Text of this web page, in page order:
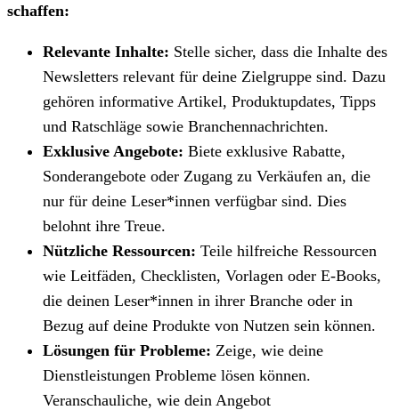
schaffen:
Relevante Inhalte: Stelle sicher, dass die Inhalte des
Newsletters relevant für deine Zielgruppe sind. Dazu
gehören informative Artikel, Produktupdates, Tipps
und Ratschläge sowie Branchennachrichten.
Exklusive Angebote: Biete exklusive Rabatte,
Sonderangebote oder Zugang zu Verkäufen an, die
nur für deine Leser*innen verfügbar sind. Dies
belohnt ihre Treue.
Nützliche Ressourcen: Teile hilfreiche Ressourcen
wie Leitfäden, Checklisten, Vorlagen oder E-Books,
die deinen Leser*innen in ihrer Branche oder in
Bezug auf deine Produkte von Nutzen sein können.
Lösungen für Probleme: Zeige, wie deine
Dienstleistungen Probleme lösen können.
Veranschauliche, wie dein Angebot